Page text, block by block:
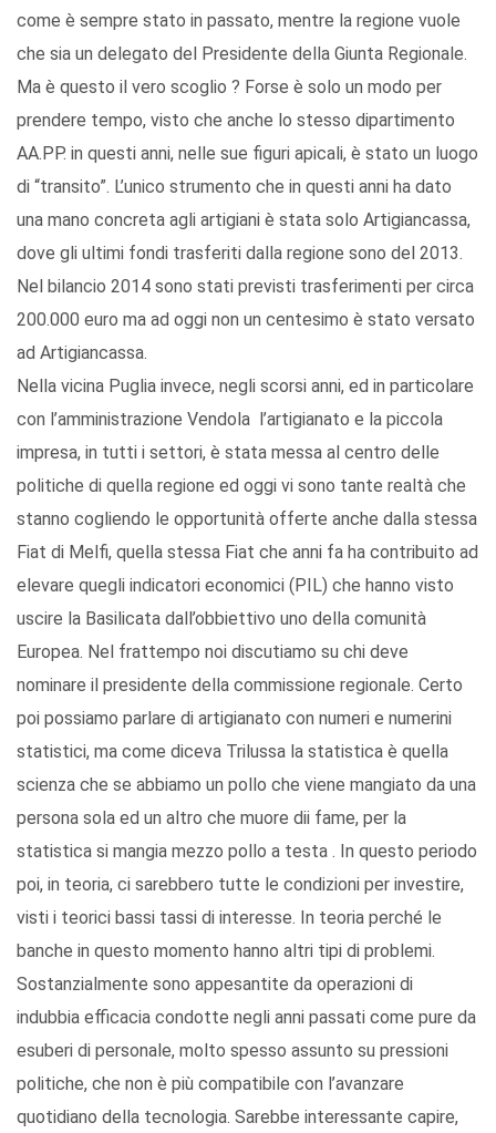
come è sempre stato in passato, mentre la regione vuole
che sia un delegato del Presidente della Giunta Regionale.
Ma è questo il vero scoglio ? Forse è solo un modo per
prendere tempo, visto che anche lo stesso dipartimento
AA.PP. in questi anni, nelle sue figuri apicali, è stato un luogo
di “transito”. L’unico strumento che in questi anni ha dato
una mano concreta agli artigiani è stata solo Artigiancassa,
dove gli ultimi fondi trasferiti dalla regione sono del 2013.
Nel bilancio 2014 sono stati previsti trasferimenti per circa
200.000 euro ma ad oggi non un centesimo è stato versato
ad Artigiancassa.
Nella vicina Puglia invece, negli scorsi anni, ed in particolare
con l’amministrazione Vendola l’artigianato e la piccola
impresa, in tutti i settori, è stata messa al centro delle
politiche di quella regione ed oggi vi sono tante realtà che
stanno cogliendo le opportunità offerte anche dalla stessa
Fiat di Melfi, quella stessa Fiat che anni fa ha contribuito ad
elevare quegli indicatori economici (PIL) che hanno visto
uscire la Basilicata dall’obbiettivo uno della comunità
Europea. Nel frattempo noi discutiamo su chi deve
nominare il presidente della commissione regionale. Certo
poi possiamo parlare di artigianato con numeri e numerini
statistici, ma come diceva Trilussa la statistica è quella
scienza che se abbiamo un pollo che viene mangiato da una
persona sola ed un altro che muore dii fame, per la
statistica si mangia mezzo pollo a testa . In questo periodo
poi, in teoria, ci sarebbero tutte le condizioni per investire,
visti i teorici bassi tassi di interesse. In teoria perché le
banche in questo momento hanno altri tipi di problemi.
Sostanzialmente sono appesantite da operazioni di
indubbia efficacia condotte negli anni passati come pure da
esuberi di personale, molto spesso assunto su pressioni
politiche, che non è più compatibile con l’avanzare
quotidiano della tecnologia. Sarebbe interessante capire,